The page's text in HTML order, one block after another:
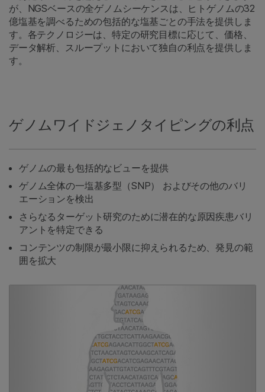
が、NGSベースの全ゲノムシーケンスは、ヒトゲノムの32
億塩基を調べるための包括的な塩基ごとの手法を提供しま
す。各テクノロジーは、特定の研究目標に応じて、価格、
データ解析、スループットにおいて独自の利点を提供しま
す。
ゲノムワイドジェノタイピングの利点
ゲノムの最も包括的なビューを提供
ゲノム全体の一塩基多型（SNP） およびその他のバリ
エーションを検出
さらなるターゲット研究のために潜在的な原因疾患バリ
アントを特定できる
コンテンツの制限が最小限に抑えられるため、発見の範
囲を拡大